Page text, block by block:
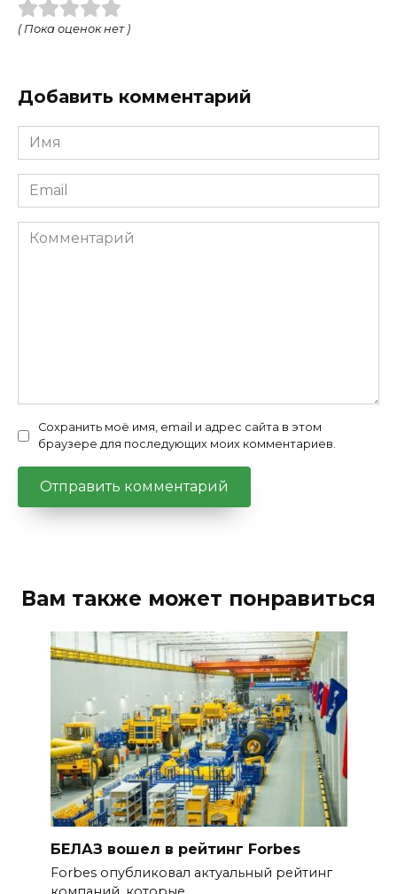
( Пока оценок нет )
Добавить комментарий
Имя
*
Email
*
Комментарий
Сохранить моё имя, email и адрес сайта в этом
браузере для последующих моих комментариев.
Вам также может понравиться
БЕЛАЗ вошел в рейтинг Forbes
Forbes опубликовал актуальный рейтинг